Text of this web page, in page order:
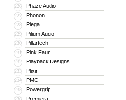
226 Phaze Audio
227 Phonon
228 Piega
229 Pilium Audio
230 Pillartech
231 Pink Faun
232 Playback Designs
233 Plixir
234 PMC
235 Powergrip
236 Premiera